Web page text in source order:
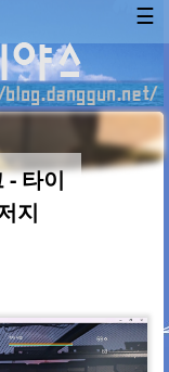
☰
- 타이
지